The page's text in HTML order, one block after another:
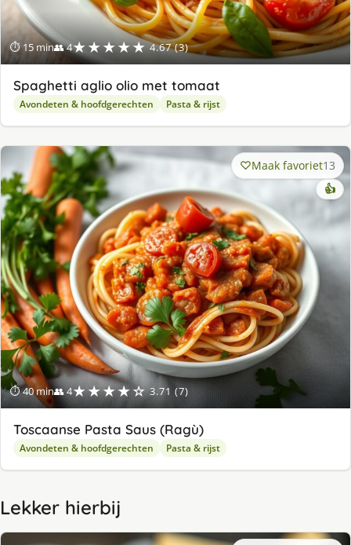
⏱ 15 min👥 4★★★★★ 4.67 (3)
Spaghetti aglio olio met tomaat
Avondeten & hoofdgerechten Pasta & rijst
⏱ 40 min👥 4★★★★☆ 3.71 (7)
Maak favoriet13
👍
Toscaanse Pasta Saus (Ragù)
Avondeten & hoofdgerechten Pasta & rijst
Lekker hierbij